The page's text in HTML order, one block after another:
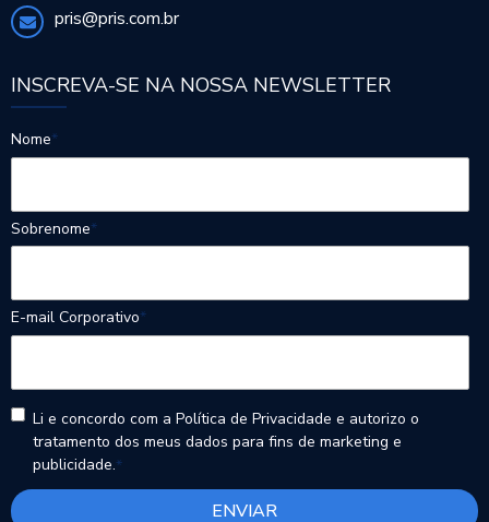
pris@pris.com.br
INSCREVA-SE NA NOSSA NEWSLETTER
Nome*
Sobrenome*
E-mail Corporativo*
Li e concordo com a Política de Privacidade e autorizo o
tratamento dos meus dados para fins de marketing e
publicidade.*